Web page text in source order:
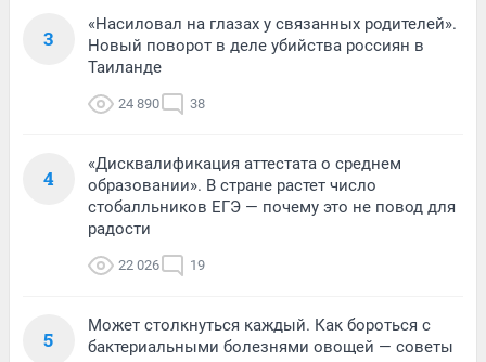
3
«Насиловал на глазах у связанных родителей».
Новый поворот в деле убийства россиян в
Таиланде
24 890 38
4
«Дисквалификация аттестата о среднем
образовании». В стране растет число
стобалльников ЕГЭ — почему это не повод для
радости
22 026 19
5
Может столкнуться каждый. Как бороться с
бактериальными болезнями овощей — советы